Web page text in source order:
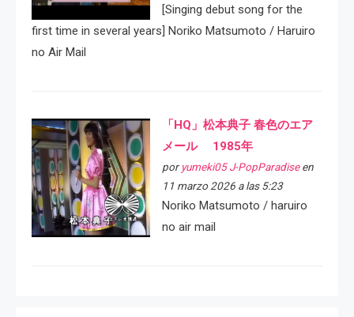
[Singing debut song for the
first time in several years] Noriko Matsumoto / Haruiro
no Air Mail
「HQ」松本典子 春色のエア
メール 1985年
por yumeki05 J-PopParadiseen
11 marzo 2026 a las 5:23
Noriko Matsumoto / haruiro
no air mail